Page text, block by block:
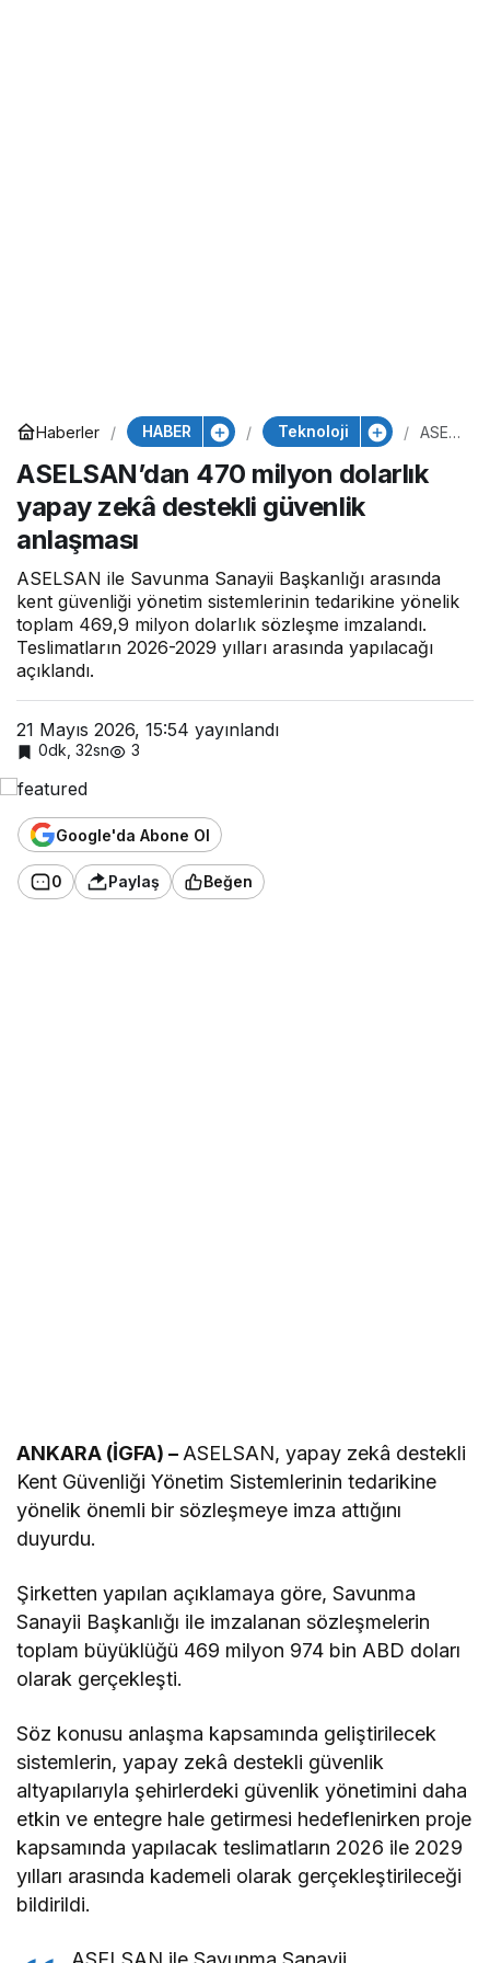
Haberler HABER Teknoloji
ASEL
dan
470
yapa
y
zekâ
deste
kli
ASELSAN’dan 470 milyon dolarlık
yapay zekâ destekli güvenlik
anlaşması
ASELSAN ile Savunma Sanayii Başkanlığı arasında
kent güvenliği yönetim sistemlerinin tedarikine yönelik
toplam 469,9 milyon dolarlık sözleşme imzalandı.
Teslimatların 2026-2029 yılları arasında yapılacağı
açıklandı.
21 Mayıs 2026, 15:54 yayınlandı
0dk, 32sn 3
Google'da Abone Ol
0 Paylaş Beğen
ANKARA (İGFA) –ASELSAN, yapay zekâ destekli
Kent Güvenliği Yönetim Sistemlerinin tedarikine
yönelik önemli bir sözleşmeye imza attığını
duyurdu.
Şirketten yapılan açıklamaya göre, Savunma
Sanayii Başkanlığı ile imzalanan sözleşmelerin
toplam büyüklüğü 469 milyon 974 bin ABD doları
olarak gerçekleşti.
Söz konusu anlaşma kapsamında geliştirilecek
sistemlerin, yapay zekâ destekli güvenlik
altyapılarıyla şehirlerdeki güvenlik yönetimini daha
etkin ve entegre hale getirmesi hedeflenirken proje
kapsamında yapılacak teslimatların 2026 ile 2029
yılları arasında kademeli olarak gerçekleştirileceği
bildirildi.